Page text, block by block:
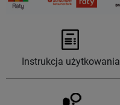
Instrukcja użytkowania